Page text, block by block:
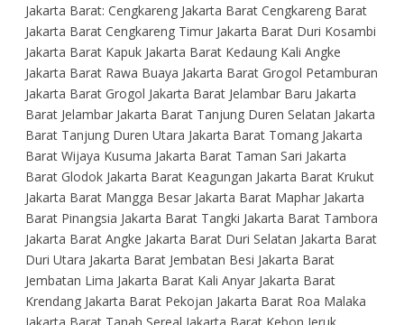
Jakarta Barat: Cengkareng Jakarta Barat Cengkareng Barat
Jakarta Barat Cengkareng Timur Jakarta Barat Duri Kosambi
Jakarta Barat Kapuk Jakarta Barat Kedaung Kali Angke
Jakarta Barat Rawa Buaya Jakarta Barat Grogol Petamburan
Jakarta Barat Grogol Jakarta Barat Jelambar Baru Jakarta
Barat Jelambar Jakarta Barat Tanjung Duren Selatan Jakarta
Barat Tanjung Duren Utara Jakarta Barat Tomang Jakarta
Barat Wijaya Kusuma Jakarta Barat Taman Sari Jakarta
Barat Glodok Jakarta Barat Keagungan Jakarta Barat Krukut
Jakarta Barat Mangga Besar Jakarta Barat Maphar Jakarta
Barat Pinangsia Jakarta Barat Tangki Jakarta Barat Tambora
Jakarta Barat Angke Jakarta Barat Duri Selatan Jakarta Barat
Duri Utara Jakarta Barat Jembatan Besi Jakarta Barat
Jembatan Lima Jakarta Barat Kali Anyar Jakarta Barat
Krendang Jakarta Barat Pekojan Jakarta Barat Roa Malaka